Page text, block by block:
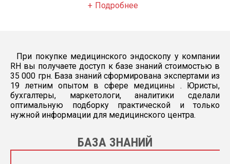
Подробнее
При покупке медицинского эндоскопу у компании
RH вы получаете доступ к базе знаний стоимостью в
35 000 грн. База знаний сформирована экспертами из
19 летним опытом в сфере медицины . Юристы,
бухгалтеры, маркетологи, аналитики сделали
оптимальную подборку практической и только
нужной информации для медицинского центра.
БАЗА ЗНАНИЙ